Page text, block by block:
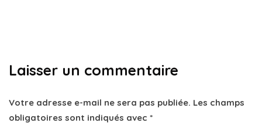
Laisser un commentaire
Votre adresse e-mail ne sera pas publiée. Les champs
obligatoires sont indiqués avec *